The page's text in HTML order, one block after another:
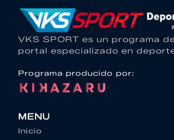
VKS SPORT es un programa
portal especializado en
Programa producido por:
MENU
Inicio